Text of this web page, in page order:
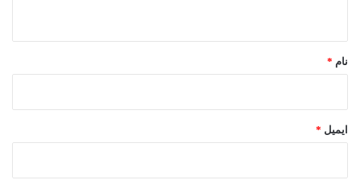
نام *
ایمیل *